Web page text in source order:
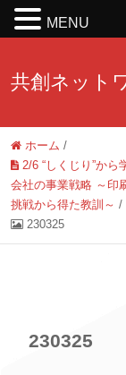
共創ネット
ホーム /
2/6 “しくじり”か
会社の事業戦略 ～印
挑戦から得た教訓～ /
230325
230325
MENU